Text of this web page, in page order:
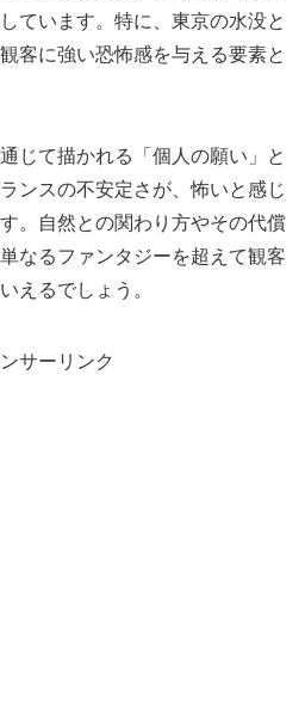
ています。特に、東京の水没と
客に強い恐怖感を与える要素と
じて描かれる「個人の願い」と
ンスの不安定さが、怖いと感じ
。自然との関わり方やその代償
なるファンタジーを超えて観客
えるでしょう。
サーリンク